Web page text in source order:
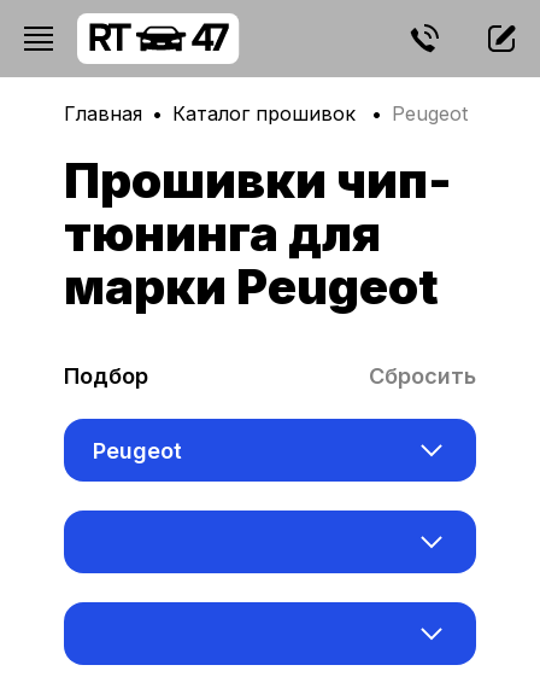
Главная Каталог прошивок Peugeot
Прошивки чип-
тюнинга для
марки Peugeot
Подбор Сбросить
Peugeot
Acura
Alfa Romeo
Bosch EDC16C34
Bosch EDC16C39